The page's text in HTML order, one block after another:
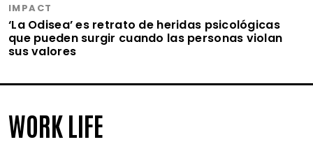
IMPACT
‘La Odisea’ es retrato de heridas psicológicas
que pueden surgir cuando las personas violan
sus valores
WORK LIFE